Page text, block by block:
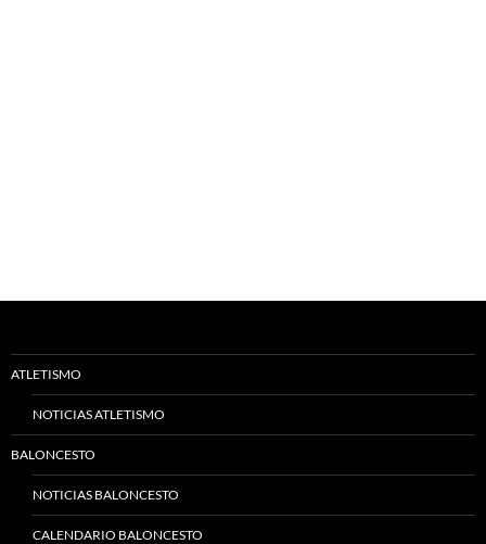
ATLETISMO
NOTICIAS ATLETISMO
BALONCESTO
NOTICIAS BALONCESTO
CALENDARIO BALONCESTO